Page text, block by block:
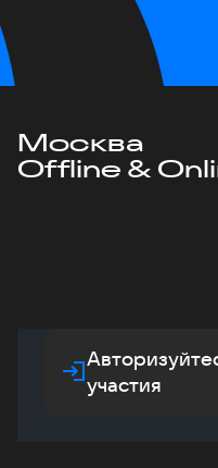
Москва
Offline &
участия